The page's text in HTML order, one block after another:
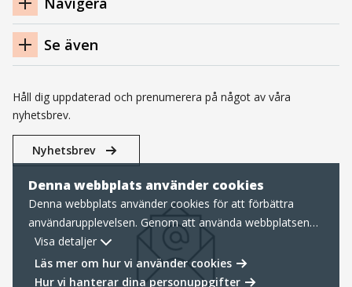
Denna webbplats använder cookies
Denna webbplats använder cookies för att förbättra
användarupplevelsen. Genom att använda webbplatsen
samtycker du till nödvändiga cookies, läs mer nedan om
hur vi hanterar cookies samt personuppgifter.
Visa detaljer
Läs mer om hur vi använder cookies
Hur vi hanterar dina personuppgifter
Se även
Håll dig uppdaterad och prenumerera på något av våra
nyhetsbrev.
Nyhetsbrev